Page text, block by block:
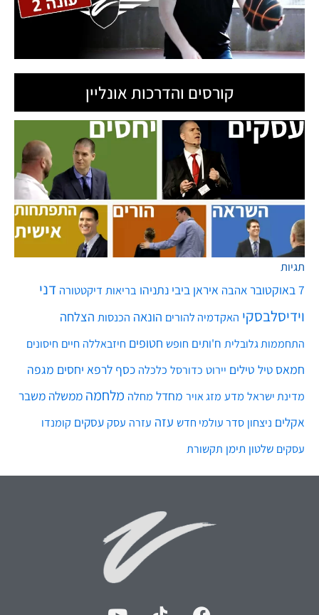
קורסים והדרכות אונליין
תגיות
7 באוקטובר אהבה איראן ביבי נתניהו בריאות דיקטטורה דני
וידיסלבסקי האקדמיה להורים הונאה הכנסות הצלחה
התחממות גלובלית ח'ותים חופש חטופים חיזבאללה חיים חיסונים
חמאס טיל טילים יירוט כדורסל כלכלה כסף לרפא יחסים מגפה
מדינת ישראל מדע מזג אויר מחדל מחלה מלחמה ממשלה משבר
אקלים ניצחון סדר עולמי חדש עזה עזרה עסק עסקים קומנדו
עסקים שלטון תימן תקשורת